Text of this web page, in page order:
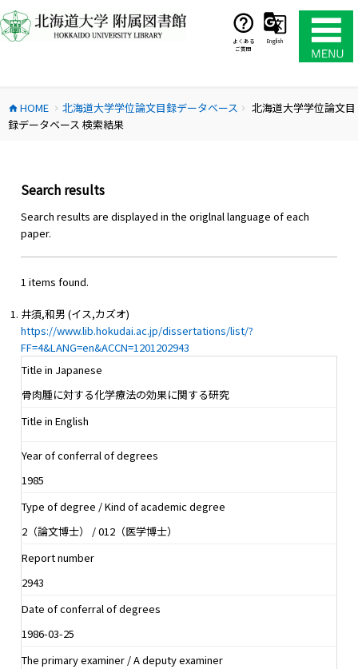
ン
テ
ス
キ
よくある
ご質問
English
home HOME chevron_right 北海道大学学位論文目録データベース chevron_right
北海道大学学位論文目
録データベース 検索結果
Search results
Search results are displayed in the origlnal language of each
paper.
1 items found.
井須,和男 (イス,カズオ)
https://www.lib.hokudai.ac.jp/dissertations/list/?
FF=4&LANG=en&ACCN=1201202943
Title in Japanese
骨肉腫に対する化学療法の効果に関する研究
Title in English
Year of conferral of degrees
1985
Type of degree / Kind of academic degree
2（論文博士） / 012（医学博士）
Report number
2943
Date of conferral of degrees
1986-03-25
The primary examiner / A deputy examiner